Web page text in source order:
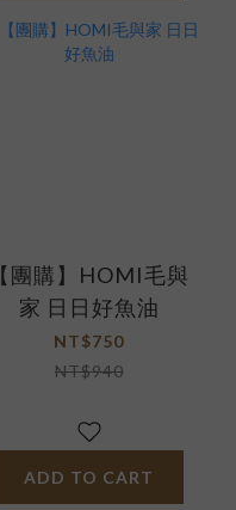
【團購】HOMI毛與
家 日日好魚油
NT$750
NT$940
ADD TO CART